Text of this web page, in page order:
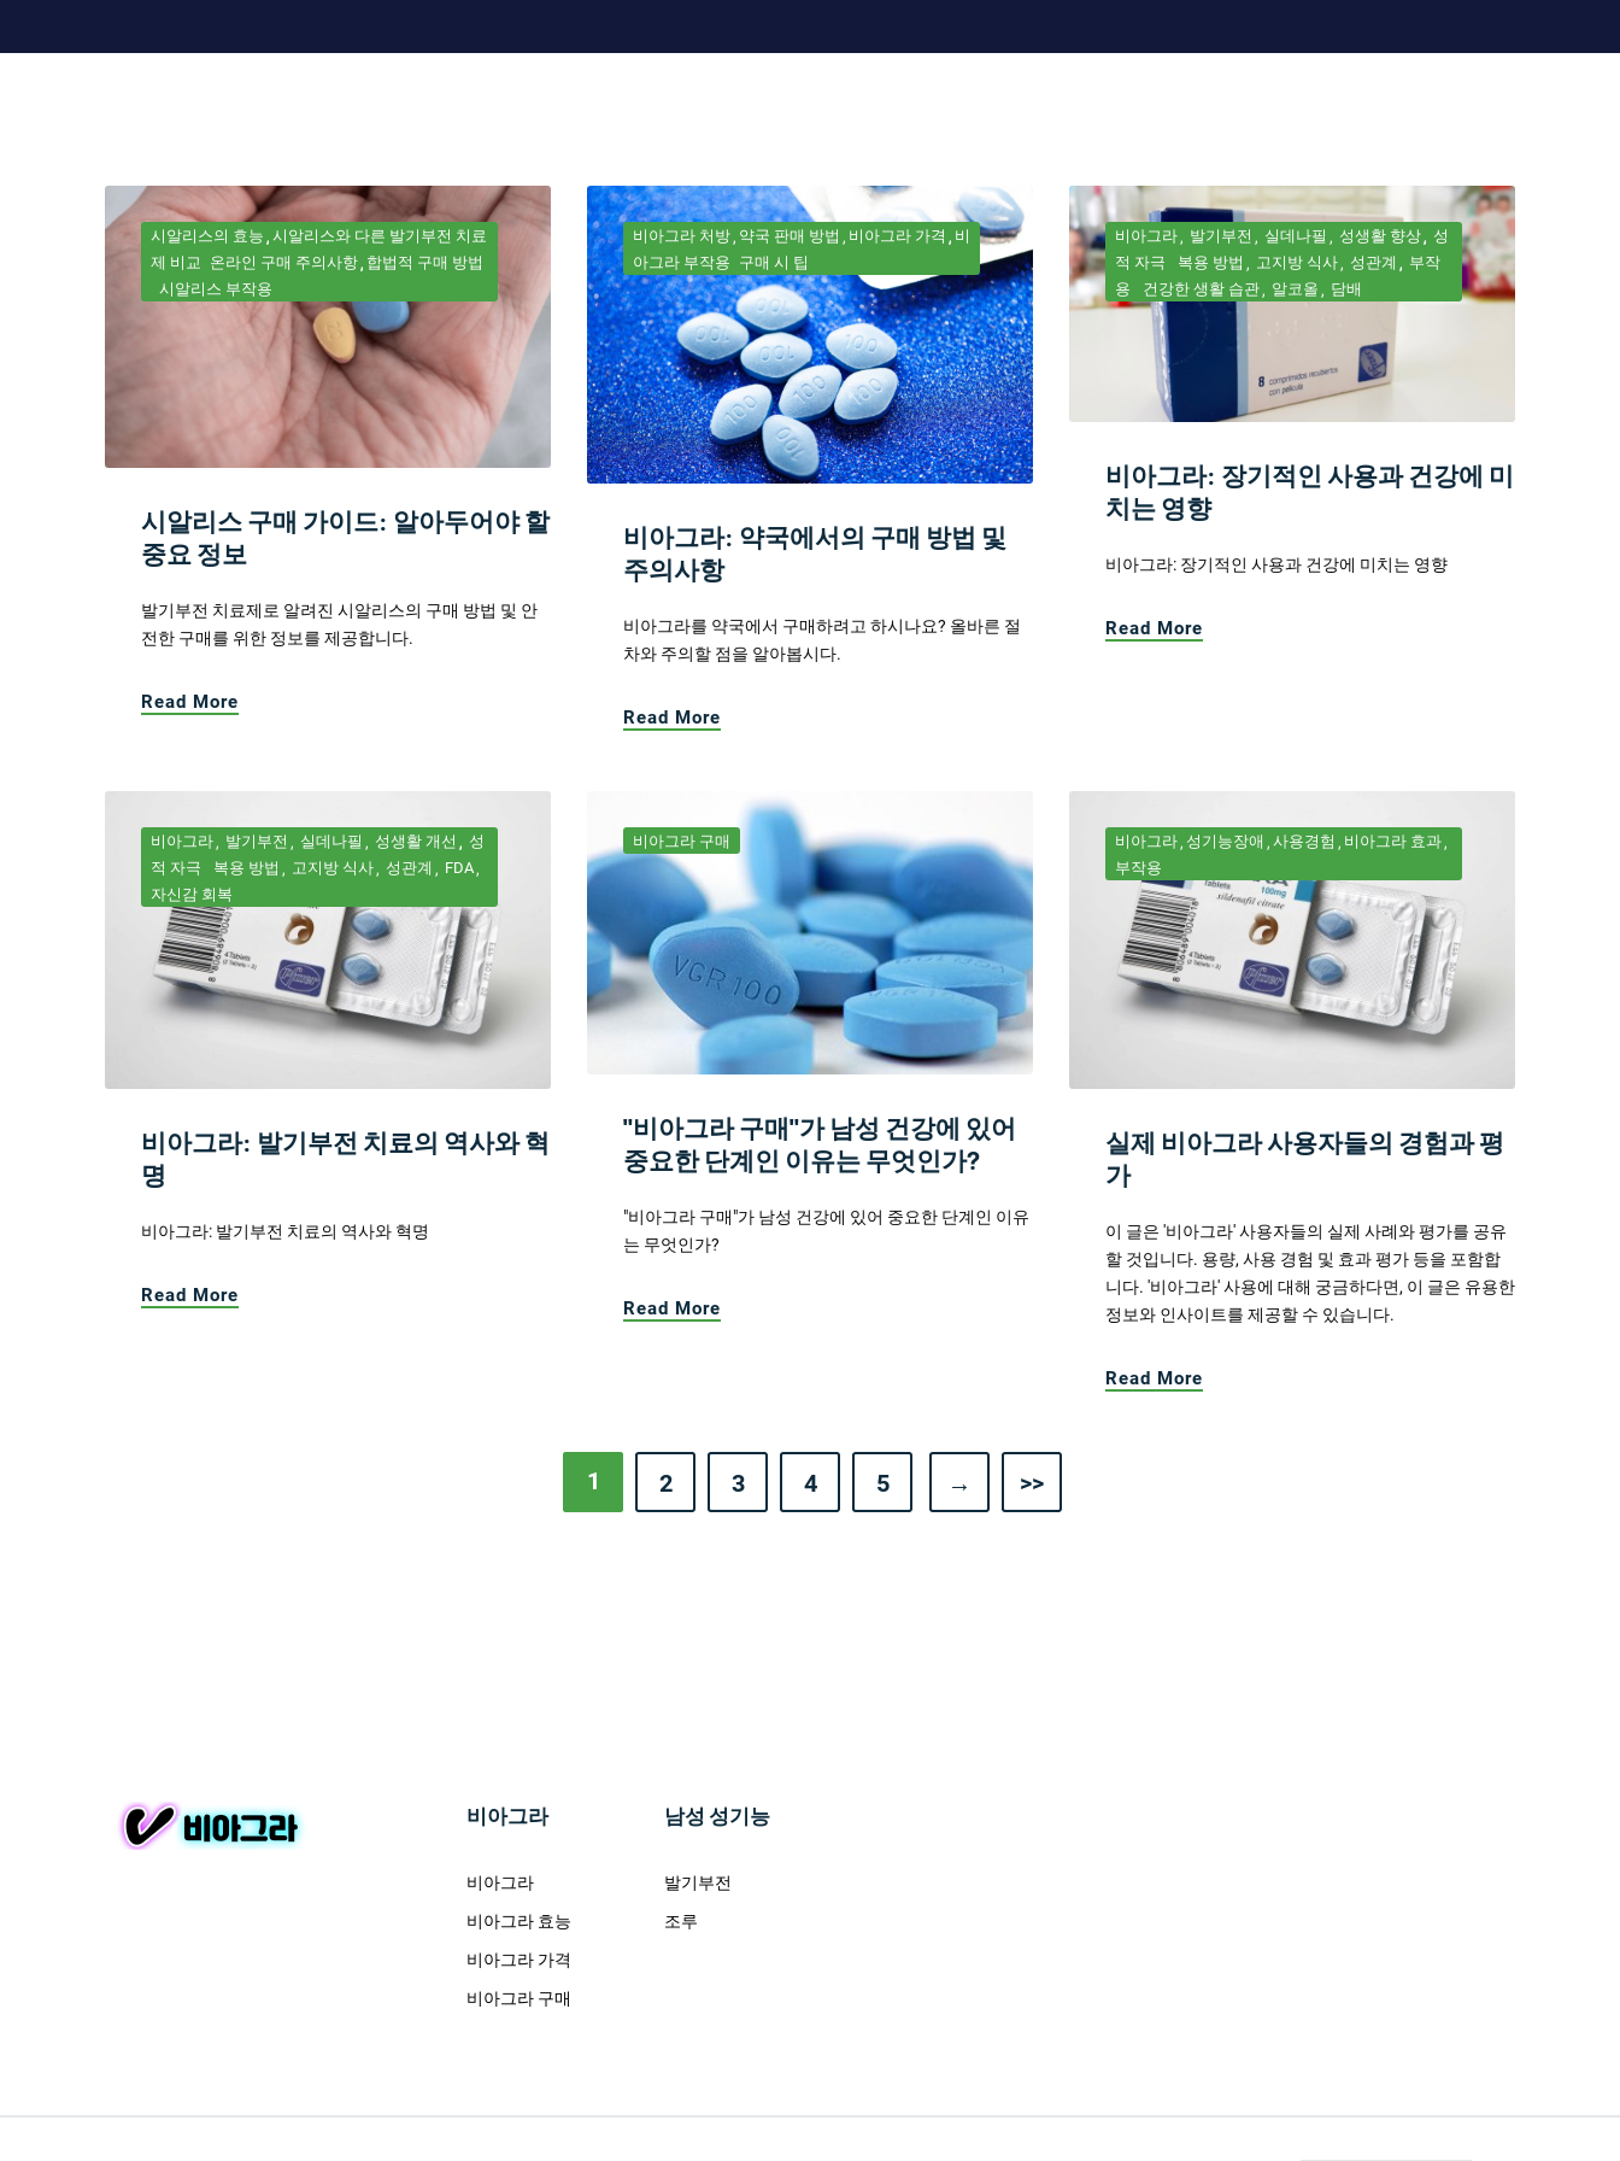
시알리스의 효능 시알리스와 다른 발기부전 치료
제 비교 온라인 구매 주의사항 합법적 구매 방법
시알리스 부작용
시알리스 구매 가이드: 알아두어야 할
중요 정보
발기부전 치료제로 알려진 시알리스의 구매 방법 및 안
전한 구매를 위한 정보를 제공합니다.
Read More
비아그라 처방 약국 판매 방법 비아그라 가격
비
아그라 부작용 구매 시 팁
비아그라: 약국에서의 구매 방법 및
주의사항
비아그라를 약국에서 구매하려고 하시나요? 올바른 절
차와 주의할 점을 알아봅시다.
Read More
비아그라 발기부전 실데나필 성생활 향상
성
적 자극
복용 방법 고지방 식사 성관계
부작
용
건강한 생활 습관 알코올 담배
비아그라: 장기적인 사용과 건강에 미
치는 영향
비아그라: 장기적인 사용과 건강에 미치는 영향
Read More
비아그라 발기부전 실데나필 성생활 개선
성
적 자극
복용 방법 고지방 식사 성관계
FDA
자신감 회복
비아그라: 발기부전 치료의 역사와 혁
명
비아그라: 발기부전 치료의 역사와 혁명
Read More
비아그라 구매
"비아그라 구매"가 남성 건강에 있어
중요한 단계인 이유는 무엇인가?
"비아그라 구매"가 남성 건강에 있어 중요한 단계인 이유
는 무엇인가?
Read More
비아그라 성기능장애 사용경험
비아그라 효과
부작용
실제 비아그라 사용자들의 경험과 평
가
이 글은 '비아그라' 사용자들의 실제 사례와 평가를 공유
할 것입니다. 용량, 사용 경험 및 효과 평가 등을 포함합
니다. '비아그라' 사용에 대해 궁금하다면, 이 글은 유용한
정보와 인사이트를 제공할 수 있습니다.
Read More
1 2 3 4 5 → >>
비아그라
비아그라
비아그라 효능
비아그라 가격
비아그라 구매
남성 성기능
발기부전
조루